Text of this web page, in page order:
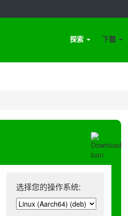
探索 下载
选择您的操作系统: